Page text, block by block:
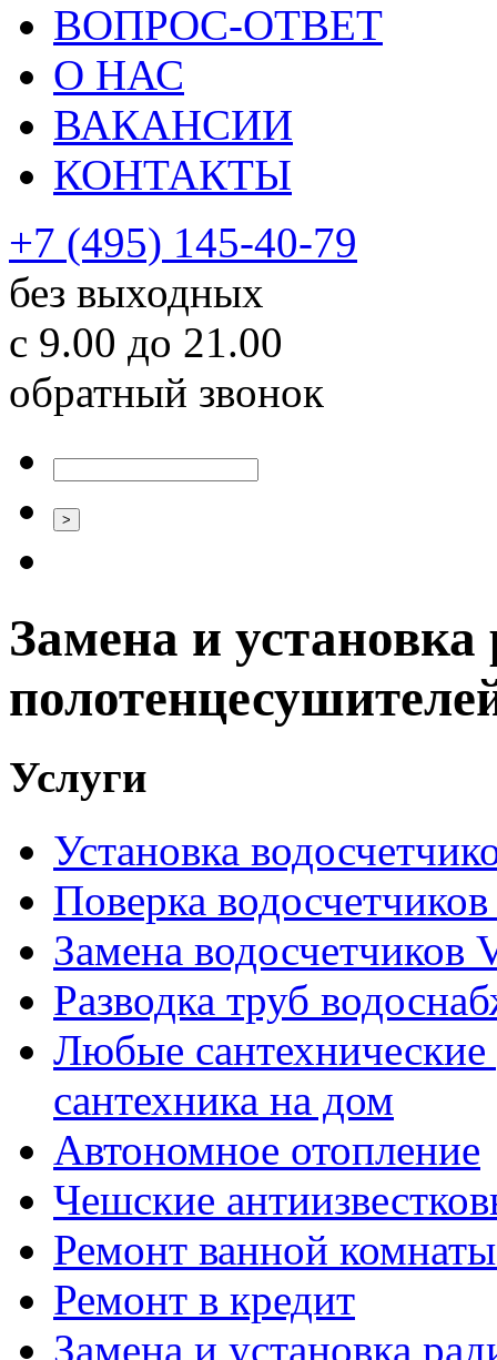
ВОПРОС-ОТВЕТ
О НАС
ВАКАНСИИ
КОНТАКТЫ
+7 (495) 145-40-79
без выходных
с 9.00 до 21.00
обратный звонок
Замена и установка
Услуги
Установка
Поверка водосчетчиков
Замена
Разводка труб
Любые
сантехника на дом
Автономное отопление
Чешские
Ремонт ванной
Ремонт в кредит
Замена и установка